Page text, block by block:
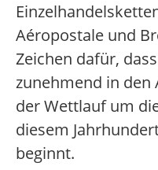
Aéropostale und
Zeichen dafür,
zunehmend in den
der Wettlauf um
diesem
beginnt.